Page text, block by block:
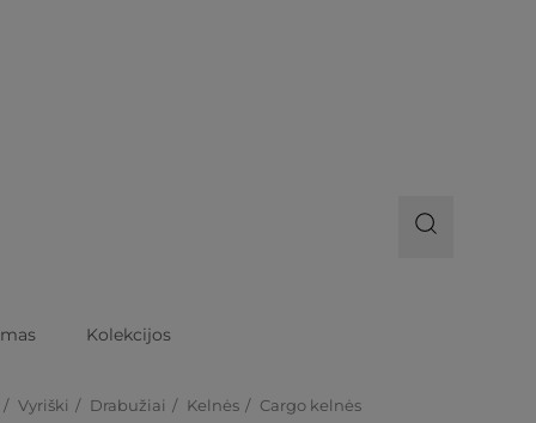
Kolekcijos
Vyriški Drabužiai Kelnės Cargo kelnės